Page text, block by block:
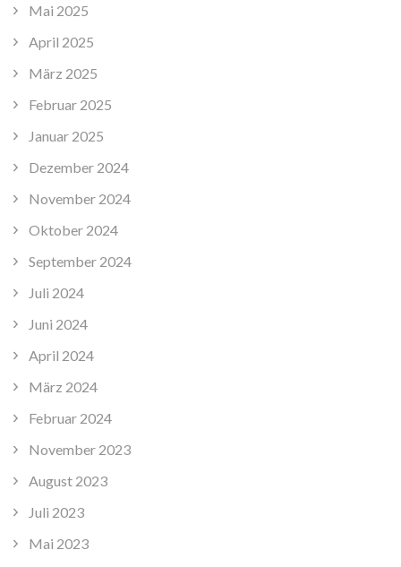
Mai 2025
April 2025
März 2025
Februar 2025
Januar 2025
Dezember 2024
November 2024
Oktober 2024
September 2024
Juli 2024
Juni 2024
April 2024
März 2024
Februar 2024
November 2023
August 2023
Juli 2023
Mai 2023